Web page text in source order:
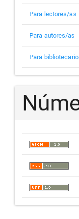
Para lectores/as
Para autores/as
Para